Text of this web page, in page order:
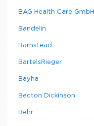
BAG Health Care GmbH
Bandelin
Barnstead
BartelsRieger
Bayha
Becton Dickinson
Behr